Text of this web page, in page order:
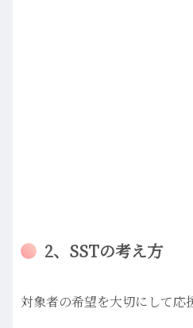
2、SSTの考え方
対象者の希望を大切にして応